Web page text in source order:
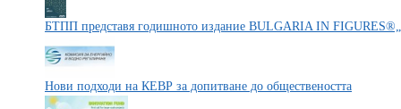
БТПП представя годишното издание BULGARIA IN
Нови подходи на КЕВР за допитване до обществеността